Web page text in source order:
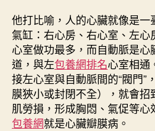
他打比喻，人的心臟就像是一
氣缸：右心房、右心室、左
心室做功最多，而自動脈是
道，與左包養網排名心室相通
接左心室與自動脈間的“閥門”
膜狹小或封閉不全），就會
肌勞損，形成胸悶、氣促等
包養網就是心臟瓣膜病。